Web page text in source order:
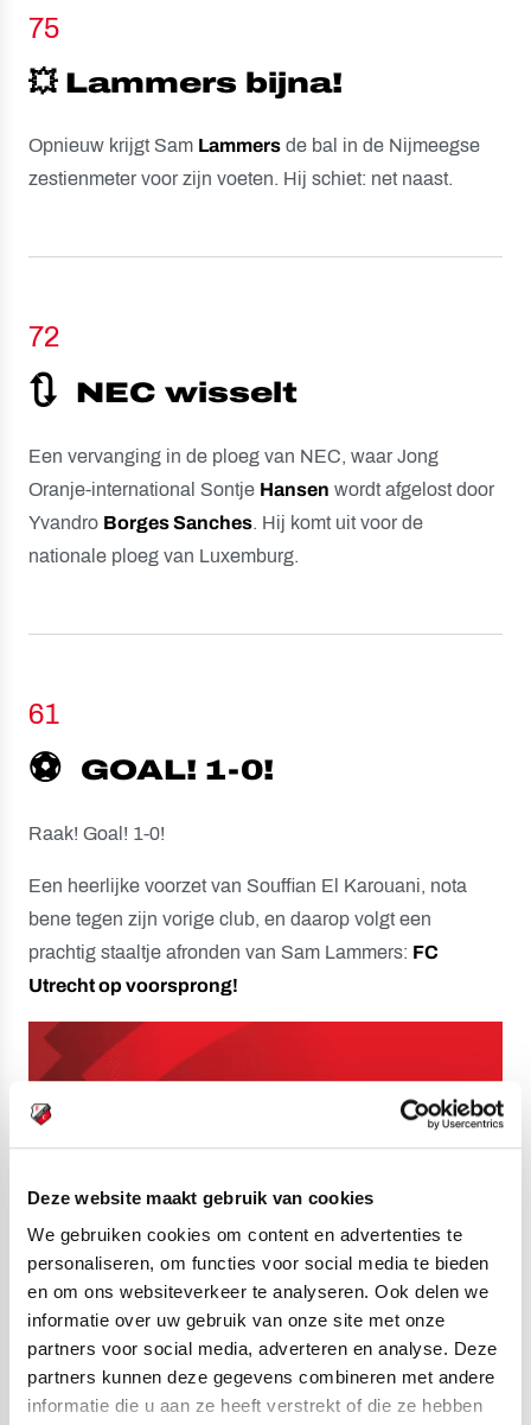
Deze website maakt gebruik van cookies
We gebruiken cookies om content en advertenties te
personaliseren, om functies voor social media te bieden
en om ons websiteverkeer te analyseren. Ook delen we
informatie over uw gebruik van onze site met onze
partners voor social media, adverteren en analyse. Deze
partners kunnen deze gegevens combineren met andere
informatie die u aan ze heeft verstrekt of die ze hebben
💥 Lammers bijna!
75
Opnieuw krijgt Sam Lammers de bal in de Nijmeegse
zestienmeter voor zijn voeten. Hij schiet: net naast.
🔃 NEC wisselt
72
Een vervanging in de ploeg van NEC, waar Jong
Oranje-international Sontje Hansen wordt afgelost door
Yvandro Borges Sanches. Hij komt uit voor de
nationale ploeg van Luxemburg.
⚽️ GOAL! 1-0!
61
Raak! Goal! 1-0!
Een heerlijke voorzet van Souffian El Karouani, nota
bene tegen zijn vorige club, en daarop volgt een
prachtig staaltje afronden van Sam Lammers: FC
Utrecht op voorsprong!